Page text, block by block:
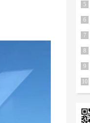
5
6
7
8
9
10